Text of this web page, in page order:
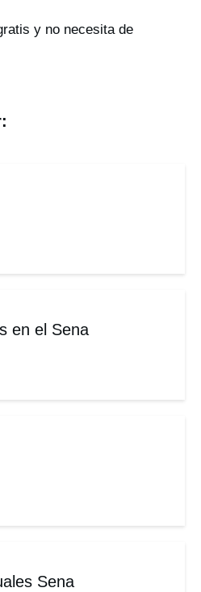
y no necesita de
en el Sena
Sena